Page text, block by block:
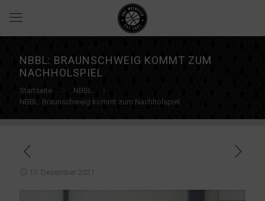
NBBL: BRAUNSCHWEIG KOMMT ZUM
NACHHOLSPIEL
Startseite
NBBL
NBBL: Braunschweig kommt zum Nachholspiel
17. Dezember 2021